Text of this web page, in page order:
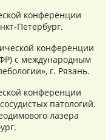
конференции
Петербург.
конференции
с международным
г. Рязань.
конференции
патологий.
лазера